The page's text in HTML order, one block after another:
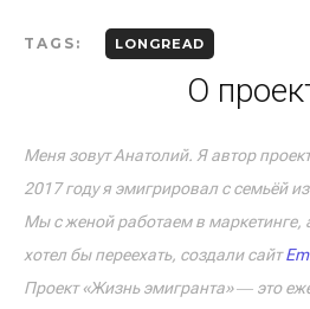
TAGS: LONGREAD
О
Меня зовут Анатолий. Я автор
2017 году я эмигрировал с семьёй
Мы с женой работаем в маркетинге,
хотел бы переехать, создали сайт
Проект «Жизнь эмигранта» ― это